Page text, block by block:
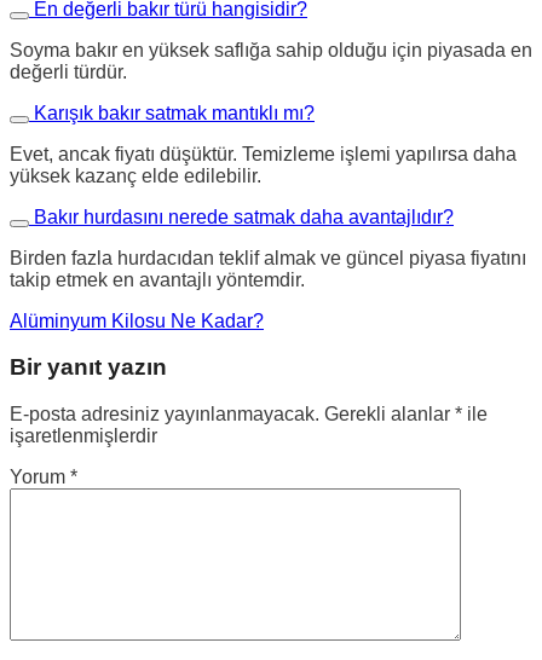
En değerli bakır türü hangisidir?
Soyma bakır en yüksek saflığa sahip olduğu için piyasada en
değerli türdür.
Karışık bakır satmak mantıklı mı?
Evet, ancak fiyatı düşüktür. Temizleme işlemi yapılırsa daha
yüksek kazanç elde edilebilir.
Bakır hurdasını nerede satmak daha avantajlıdır?
Birden fazla hurdacıdan teklif almak ve güncel piyasa fiyatını
takip etmek en avantajlı yöntemdir.
Alüminyum Kilosu Ne Kadar?
Bir yanıt yazın
E-posta adresiniz yayınlanmayacak. Gerekli alanlar * ile
işaretlenmişlerdir
Yorum *